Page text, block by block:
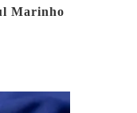
Marinho